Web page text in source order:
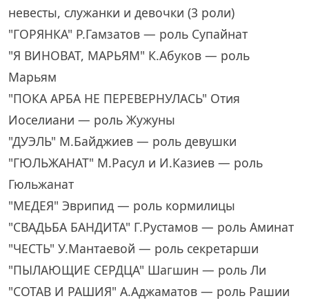
невесты, служанки и девочки (3 роли)
"ГОРЯНКА" Р.Гамзатов — роль Супайнат
"Я ВИНОВАТ, МАРЬЯМ" К.Абуков — роль
Марьям
"ПОКА АРБА НЕ ПЕРЕВЕРНУЛАСЬ" Отия
Иоселиани — роль Жужуны
"ДУЭЛЬ" М.Байджиев — роль девушки
"ГЮЛЬЖАНАТ" М.Расул и И.Казиев — роль
Гюльжанат
"МЕДЕЯ" Эврипид — роль кормилицы
"СВАДЬБА БАНДИТА" Г.Рустамов — роль Аминат
"ЧЕСТЬ" У.Мантаевой — роль секретарши
"ПЫЛАЮЩИЕ СЕРДЦА" Шагшин — роль Ли
"СОТАВ И РАШИЯ" А.Аджаматов — роль Рашии